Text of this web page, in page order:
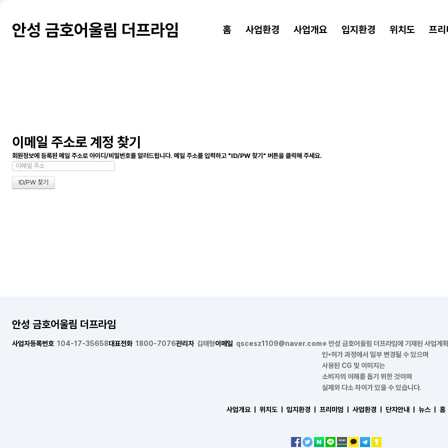
안성 금호어울림 더프라임 홈 사업환경 사업개요 입지환경 위치도 프
이메일 주소로 계정 찾기
회원정보에 등록된 메일 주소로 아이디/비밀번호를 알려드립니다. 메일 주소를 입력하고 "ID/PW 찾기" 버튼을 클릭해 주세요.
안성 금호어울림 더프라임
사업자등록번호 104-17-35658대표전화 1800-7076관리자 김태형이메일 qscesz1109@naver.com※ 안성 금호어울림 더프라임에 기재된 사업계
인•허가 과정에서 일부 변경될 수 있으며
사용된 CG 및 이미지는
소비자의 이해를 돕기 위한 것이며
실제와 다소 차이가 있을 수 있습니다.
사업개요 ㅣ 위치도 ㅣ 입지환경 ㅣ 프리미엄 ㅣ 사업환경 ㅣ 단지안내 ㅣ 뉴스 ㅣ 홈